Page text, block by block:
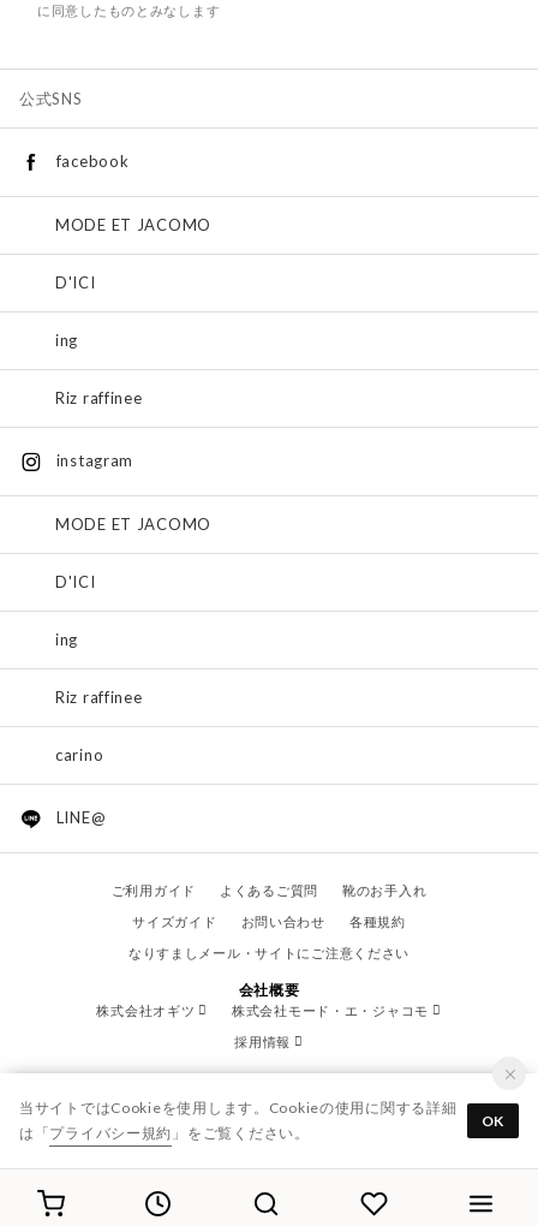
に同意したものとみなします
公式SNS
facebook
MODE ET JACOMO
D'ICI
ing
Riz raffinee
instagram
MODE ET JACOMO
D'ICI
ing
Riz raffinee
carino
LINE@
ご利用ガイド よくあるご質問
靴のお手入れ
サイズガイド
お問い合わせ
各種規約
なりすましメール・サイトにご注意ください
会社概要
株式会社オギツ
株式会社モード・エ・ジャコモ
採用情報
© OGITSU CO.,LTD. / All Right Reserved.
当サイトではCookieを使用します。Cookieの使用に関する詳細
は「プライバシー規約 」をご覧ください。
OK